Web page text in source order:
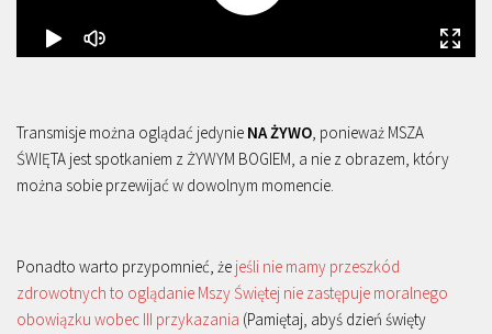
Transmisje można oglądać jedynie NA ŻYWO, ponieważ MSZA
ŚWIĘTA jest spotkaniem z ŻYWYM BOGIEM, a nie z obrazem, który
można sobie przewijać w dowolnym momencie.
Ponadto warto przypomnieć, że jeśli nie mamy przeszkód
zdrowotnych to oglądanie Mszy Świętej nie zastępuje moralnego
obowiązku wobec III przykazania (Pamiętaj, abyś dzień święty